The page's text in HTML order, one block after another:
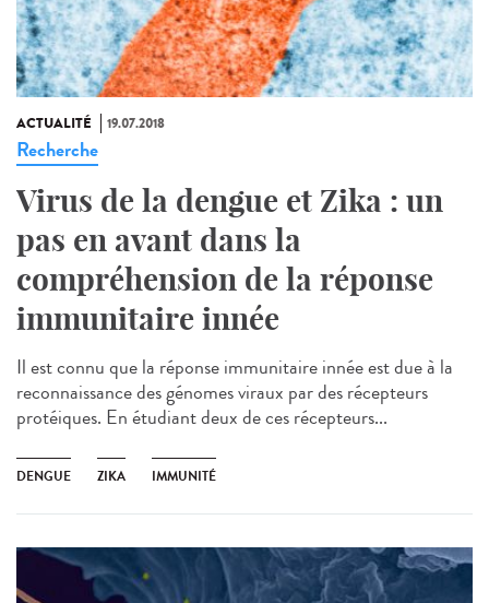
ACTUALITÉ 19.07.2018
Recherche
Virus de la dengue et Zika : un
pas en avant dans la
compréhension de la réponse
immunitaire innée
Il est connu que la réponse immunitaire innée est due à la
reconnaissance des génomes viraux par des récepteurs
protéiques. En étudiant deux de ces récepteurs...
DENGUE ZIKA IMMUNITÉ